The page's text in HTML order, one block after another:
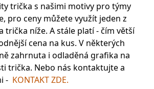
trička s našimi motivy pro týmy
pro ceny můžete využít jeden z
trička níže. A stále platí - čím větší
cena na kus. V některých
zahrnuta i odladěná grafika na
trička. Nebo nás kontaktujte a
- KONTAKT ZDE.